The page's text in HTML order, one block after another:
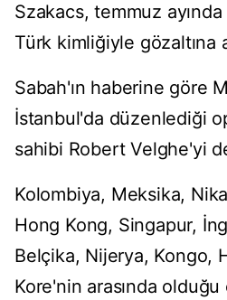
Szakacs, temmuz
Türk kimliğiyle gözaltına
Sabah'ın haberine göre
İstanbul'da düzenlediği
sahibi Robert Velghe'yi
Kolombiya, Meksika,
Hong Kong, Singapur,
Belçika, Nijerya, Kongo,
Kore'nin arasında